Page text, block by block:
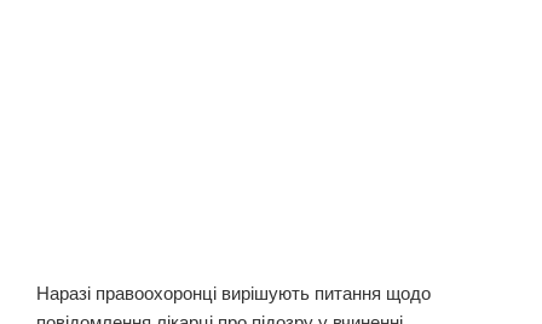
Наразі правоохоронці вирішують питання щодо